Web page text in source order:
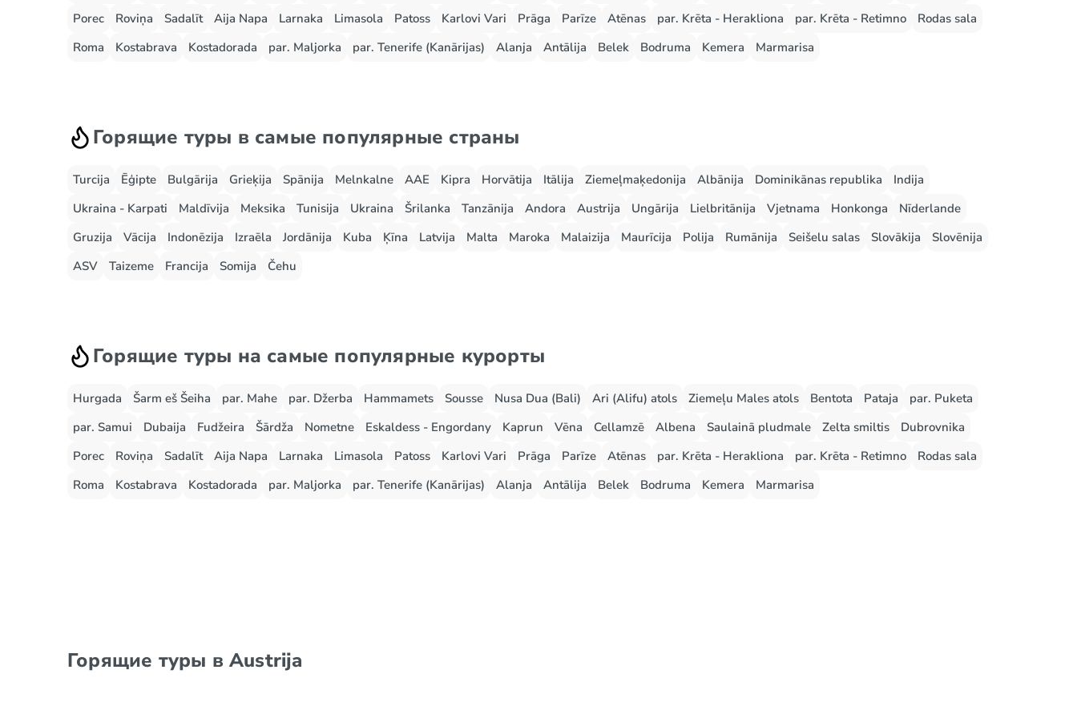
Porec
Roviņa Sadalīt Aija Napa Larnaka Limasola Patoss Karlovi Vari Prāga Parīze Atēnas par. Krēta - Herakliona par. Krēta - Retimno
Rodas sala
Roma
Kostabrava Kostadorada par. Maljorka par. Tenerife (Kanārijas) Alanja Antālija Belek Bodruma Kemera Marmarisa
Горящие туры в самые популярные страны
Turcija Ēģipte Bulgārija Grieķija Spānija Melnkalne AAE Kipra Horvātija Itālija Ziemeļmaķedonija Albānija Dominikānas republika
Indija
Ukraina - Karpati
Maldīvija Meksika Tunisija Ukraina Šrilanka Tanzānija Andora Austrija Ungārija Lielbritānija Vjetnama Honkonga
Nīderlande
Gruzija
Vācija Indonēzija Izraēla Jordānija Kuba Ķīna Latvija Malta Maroka Malaizija Maurīcija Polija Rumānija Seišelu salas Slovākija
Slovēnija
ASV
Taizeme Francija Somija Čehu
Горящие туры на самые популярные курорты
Hurgada Šarm eš Šeiha par. Mahe par. Džerba Hammamets Sousse Nusa Dua (Bali) Ari (Alifu) atols Ziemeļu Males atols Bentota Pataja
par. Puketa
par. Samui
Dubaija Fudžeira Šārdža Nometne Eskaldess - Engordany Kaprun Vēna Cellamzē Albena Saulainā pludmale Zelta smiltis
Dubrovnika
Porec
Roviņa Sadalīt Aija Napa Larnaka Limasola Patoss Karlovi Vari Prāga Parīze Atēnas par. Krēta - Herakliona par. Krēta - Retimno
Rodas sala
Roma
Kostabrava Kostadorada par. Maljorka par. Tenerife (Kanārijas) Alanja Antālija Belek Bodruma Kemera Marmarisa
Горящие туры в Austrija